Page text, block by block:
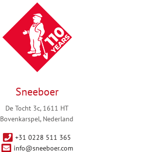
Sneeboer
De Tocht 3c, 1611 HT
Bovenkarspel, Nederland
+31 0228 511 365
info@sneeboer.com